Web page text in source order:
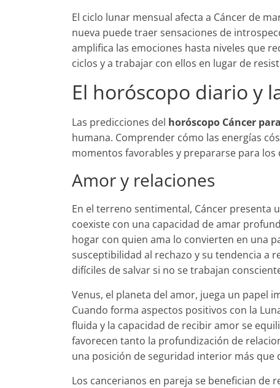
El ciclo lunar mensual afecta a Cáncer de
nueva puede traer sensaciones de
amplifica las emociones hasta niveles que
ciclos y a trabajar con ellos en lugar de
El horóscopo diario y
Las predicciones del horóscopo Cáncer
humana. Comprender cómo las energías
momentos favorables y prepararse para los
Amor y relaciones
En el terreno sentimental, Cáncer presenta
coexiste con una capacidad de amar
hogar con quien ama lo convierten en una
susceptibilidad al rechazo y su tendencia a
difíciles de salvar si no se trabajan
Venus, el planeta del amor, juega un papel
Cuando forma aspectos positivos con la
fluida y la capacidad de recibir amor se
favorecen tanto la profundización de
una posición de seguridad interior más que
Los cancerianos en pareja se benefician de